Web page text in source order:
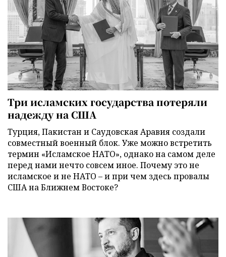
Три исламских государства потеряли
надежду на США
Турция, Пакистан и Саудовская Аравия создали
совместный военный блок. Уже можно встретить
термин «Исламское НАТО», однако на самом деле
перед нами нечто совсем иное. Почему это не
исламское и не НАТО – и при чем здесь провалы
США на Ближнем Востоке?